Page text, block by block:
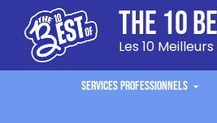
The 10
Les 10
Services Professionnels